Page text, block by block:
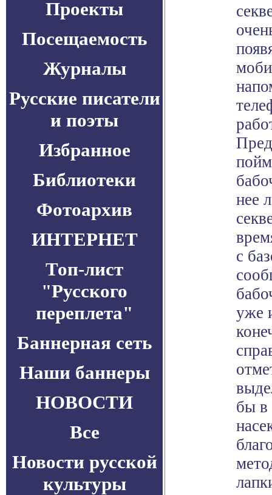
Проекты
Посещаемость
Журналы
Русские писатели
и поэты
Избранное
Библиотеки
Фотоархив
ИНТЕРНЕТ
Топ-лист
"Русского
переплета"
Баннерная сеть
Наши баннеры
НОВОСТИ
Все
Новости русской
культуры
нее
с
уже
бы в